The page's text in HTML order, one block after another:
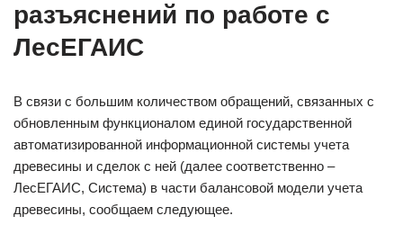
разъяснений по работе с
ЛесЕГАИС
В связи с большим количеством обращений, связанных с
обновленным функционалом единой государственной
автоматизированной информационной системы учета
древесины и сделок с ней (далее соответственно –
ЛесЕГАИС, Система) в части балансовой модели учета
древесины, сообщаем следующее.